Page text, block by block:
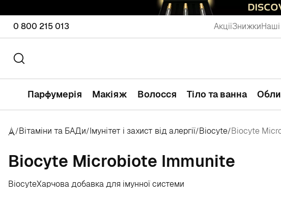
0 800 215 013 АкціїЗнижки
Парфумерія Макіяж Волосся Тіло та ванна
/Вітаміни та БАДи/Імунітет і захист від алергії/Biocyte/Biocyte
Biocyte Microbiote Immunite
BiocyteХарчова добавка для імунної системи